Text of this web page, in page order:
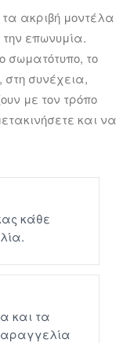
τα ακριβή μοντέλα
την επωνυμία.
σωματότυπο, το
στη συνέχεια,
με τον τρόπο
και να
κάθε
και τα